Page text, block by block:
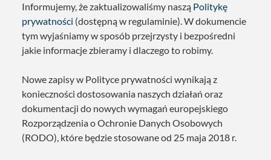
Informujemy, że zaktualizowaliśmy naszą Politykę
prywatności (dostępną w regulaminie). W dokumencie
tym wyjaśniamy w sposób przejrzysty i bezpośredni
jakie informacje zbieramy i dlaczego to robimy.
Nowe zapisy w Polityce prywatności wynikają z
konieczności dostosowania naszych działań oraz
dokumentacji do nowych wymagań europejskiego
Rozporządzenia o Ochronie Danych Osobowych
(RODO), które będzie stosowane od 25 maja 2018 r.